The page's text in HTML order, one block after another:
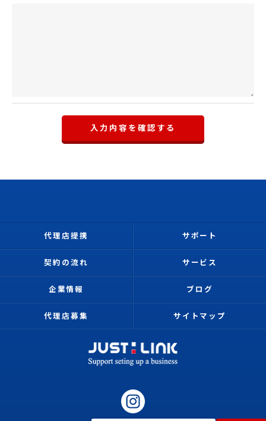
代理店提携 サポート
契約の流れ サービス
企業情報 ブログ
代理店募集 サイトマップ